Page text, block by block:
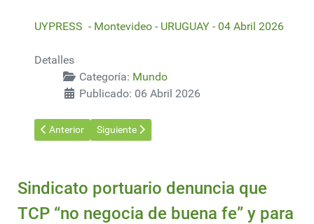
UYPRESS - Montevideo - URUGUAY - 04 Abril 2026
Detalles
Categoría: Mundo
Publicado: 06 Abril 2026
Artículo anterior: Alemania, Italia, España, Portugal y Austria
Anterior Artículo siguiente: Los precios del petróleo se
Siguiente
Sindicato portuario denuncia que
TCP “no negocia de buena fe” y para